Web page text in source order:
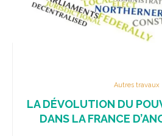
Autres travaux
LA DÉVOLUTION DU
DANS LA FRANCE